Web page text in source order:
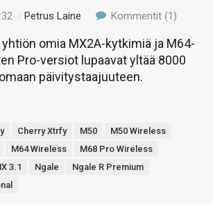
/Petrus Laine Kommentit (1)
yhtiön omia MX2A-kytkimiä ja M64-
Pro-versiot lupaavat yltää 8000
päivitystaajuuteen.
Cherry Xtrfy M50
M50 Wireless
M64 Wireless
M68 Pro Wireless
3.1 Ngale
Ngale R Premium